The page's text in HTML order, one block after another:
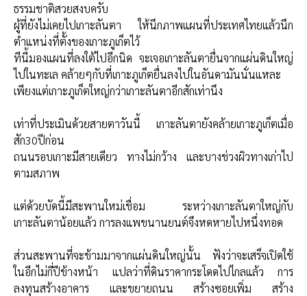
ธรรมชาติสวยสงบครับ
ผู้ที่ยังไม่เคยไปเกาะลันตา ให้นึกภาพแผนที่ประเทศไทยแล้วนึก
ตำแหน่งที่ตั้งของเกาะภูเก็ตไว้
ทีนี้มองแผนที่ลงใต้ไปอีกนิด จะเจอเกาะลันตายื่นจากแผ่นดินใหญ่
ไปในทะเล คล้ายๆกับที่เกาะภูเก็ตยื่นลงไปในอันดามันนั่นแหละ
เพียงแต่เกาะภูเก็ตใหญ่กว่าเกาะลันตาอีกสักเท่านึง
เท่าที่ประเมินด้วยสายตาวันนี้ เกาะลันตายังคล้ายเกาะภูเก็ตเมื่อ
สัก30ปีก่อน
ถนนรอบเกาะมีสายเดียว ทางไม่กว้าง และบางช่วงผิวทางเก่าไป
ตามสภาพ
แต่ด้วยบัดนี้มีสะพานใหม่เชื่อม ระหว่างเกาะลันตาใหญ่กับ
เกาะลันตาน้อยแล้ว การลงแพขนานยนต์จึงหดหายไปหนึ่งทอด
ส่วนสะพานที่จะข้ามมาจากแผ่นดินใหญ่นั้น ฟังว่าจะเสร็จเปิดใช้
ในอีกไม่กี่ปีข้างหน้า แปลว่าที่ดินราคากระโดดไปไกลแล้ว การ
ลงทุนสร้างอาคาร และขยายถนน สร้างซอยเพิ่ม สร้าง